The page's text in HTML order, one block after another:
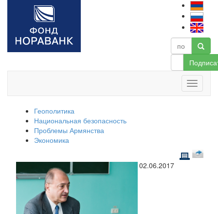
Геополитика
Национальная безопасность
Проблемы Армянства
Экономика
02.06.2017